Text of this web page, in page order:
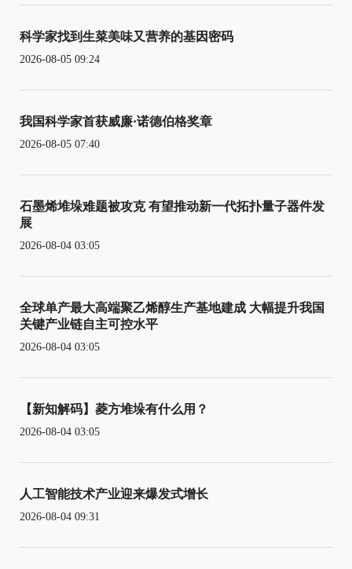
科学家找到生菜美味又营养的基因密码
2026-08-05 09:24
我国科学家首获威廉·诺德伯格奖章
2026-08-05 07:40
石墨烯堆垛难题被攻克 有望推动新一代拓扑量子器件发
展
2026-08-04 03:05
全球单产最大高端聚乙烯醇生产基地建成 大幅提升我国
关键产业链自主可控水平
2026-08-04 03:05
【新知解码】菱方堆垛有什么用？
2026-08-04 03:05
人工智能技术产业迎来爆发式增长
2026-08-04 09:31